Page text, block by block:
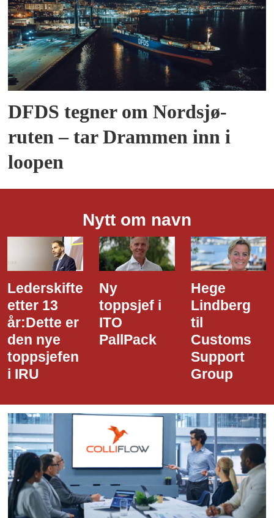
DFDS tegner om Nordsjø-
ruten – tar Drammen inn i
loopen
Nytt om navn
Ny
toppsjef i
ITO
PallPack
Hege
Lindberg
til
Customs
Dette er
den nye
i Narvik
Havn